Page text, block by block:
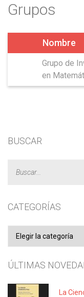
Grupos
Nombre
Grupo de
en
BUSCAR
CATEGORÍAS
ÚLTIMAS
La